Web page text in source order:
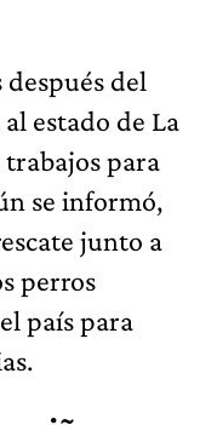
del
estado de La
para
se informó,
junto a
perros
país para